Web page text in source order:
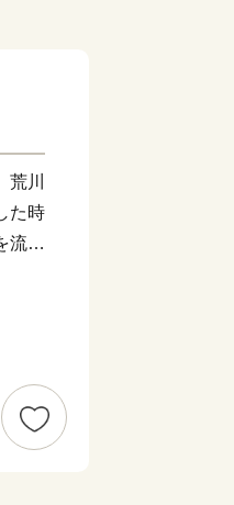
川
た時
流れ
も
勝
シ
の
楽
ただ